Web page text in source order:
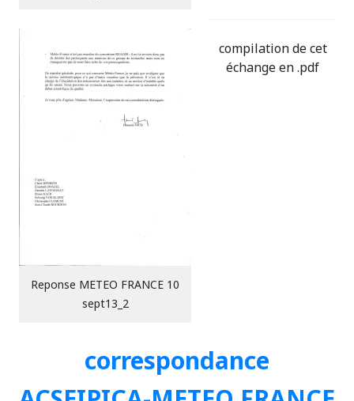
Reponse METEO FRANCE 10
sept13_2
compilation de cet
échange en .pdf
correspondance